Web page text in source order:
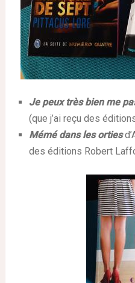
Je peux très bien me
(que j’ai reçu des
Mémé dans les orties
des éditions Robert